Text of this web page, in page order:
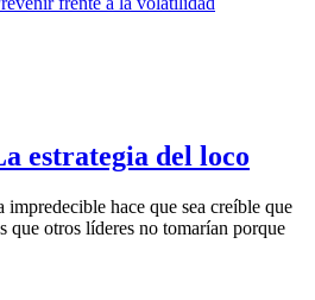
estrategia del loco
impredecible hace que sea creíble que
que otros líderes no tomarían porque